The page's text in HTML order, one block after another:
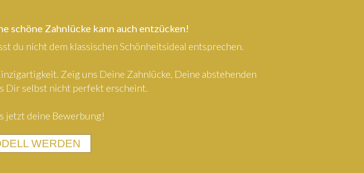
schöne Zahnlücke kann auch entzücken!
du nicht dem klassischen Schönheitsideal entsprechen.
Zeig uns Deine Zahnlücke, Deine abstehenden
Dir selbst nicht perfekt erscheint.
jetzt deine Bewerbung!
WERDEN